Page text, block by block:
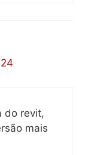
do revit,
mais